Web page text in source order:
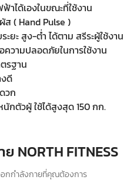
ได้เองในขณะที่ใช้งาน
( Hand Pulse )
ะยะ สูง-ต่ำ ได้ตาม สรีระผู้ใช้งาน
วามปลอดภัยในการใช้งาน
รฐาน
ดี
วก
กตัวผู้ ใช้ได้สูงสุด 150 กก.
อกกำลังกายที่คุณต้องการ
NORTH FITNESS